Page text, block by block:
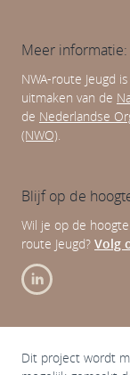
Meer informatie:
NWA-route Jeugd
uitmaken van de
de Nederlandse
(NWO).
Blijf op de
Wil je op de
route Jeugd? Volg
Dit project wordt